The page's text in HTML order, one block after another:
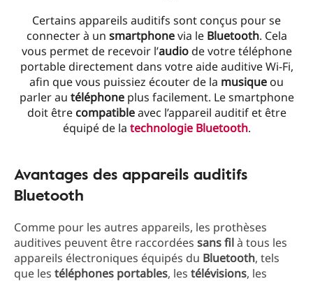
Certains appareils auditifs sont conçus pour se
connecter à un smartphonevia le Bluetooth. Cela
vous permet de recevoir l’audiode votre téléphone
portable directement dans votre aide auditive Wi-Fi,
afin que vous puissiez écouter de la musiqueou
parler au téléphoneplus facilement. Le smartphone
doit être compatibleavec l’appareil auditif et être
équipé de la technologie Bluetooth.
Avantages des appareils auditifs
Bluetooth
Comme pour les autres appareils, les prothèses
auditives peuvent être raccordées sansfilà tous les
appareils électroniques équipés du Bluetooth, tels
que les téléphones portables, les télévisions, les